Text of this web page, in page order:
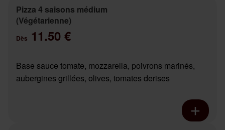
Pizza 4 saisons médium
(Végétarienne)
Dès 11.50 €
Base sauce tomate, mozzarella, poivrons marinés,
aubergines grillées, olives, tomates derises